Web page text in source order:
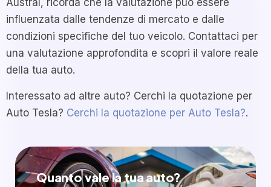
Austral, ricorda che la valutazione può essere
influenzata dalle tendenze di mercato e dalle
condizioni specifiche del tuo veicolo. Contattaci per
una valutazione approfondita e scopri il valore reale
della tua auto.
Interessato ad altre auto? Cerchi la quotazione per
Auto Tesla? Cerchi la quotazione per Auto Tesla?.
Quanto vale la tua auto?